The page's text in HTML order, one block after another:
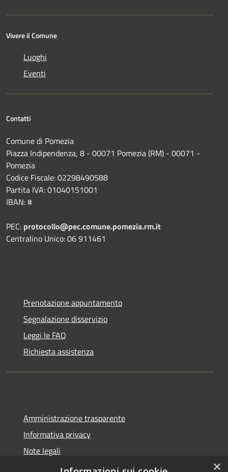
Vivere il Comune
Luoghi
Eventi
Contatti
Comune di Pomezia
Piazza Indipendenza, 8 - 00071 Pomezia (RM) - 00071 -
Pomezia
Codice Fiscale: 02298490588
Partita IVA: 01040151001
IBAN: #
PEC: protocollo@pec.comune.pomezia.rm.it
Centralino Unico: 06 911461
Prenotazione appuntamento
Segnalazione disservizio
Leggi le FAQ
Richiesta assistenza
Amministrazione trasparente
Informativa privacy
Note legali
Dichiarazione di accessibilità
×